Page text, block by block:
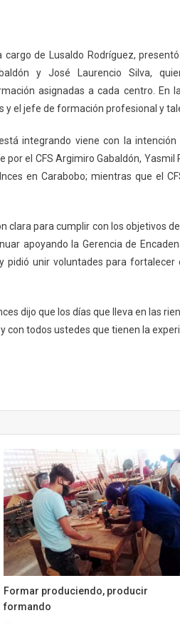
cargo de Lusaldo Rodríguez,
y José Laurencio Silva,
asignadas a cada centro. En
el jefe de formación profesional y
integrando viene con la
el CFS Argimiro Gabaldón,
en Carabobo; mientras que el
clara para cumplir con los objetivos
apoyando la Gerencia de
pidió unir voluntades para
dijo que los días que lleva en las
con todos ustedes que tienen la
Formar produciendo, producir
formando